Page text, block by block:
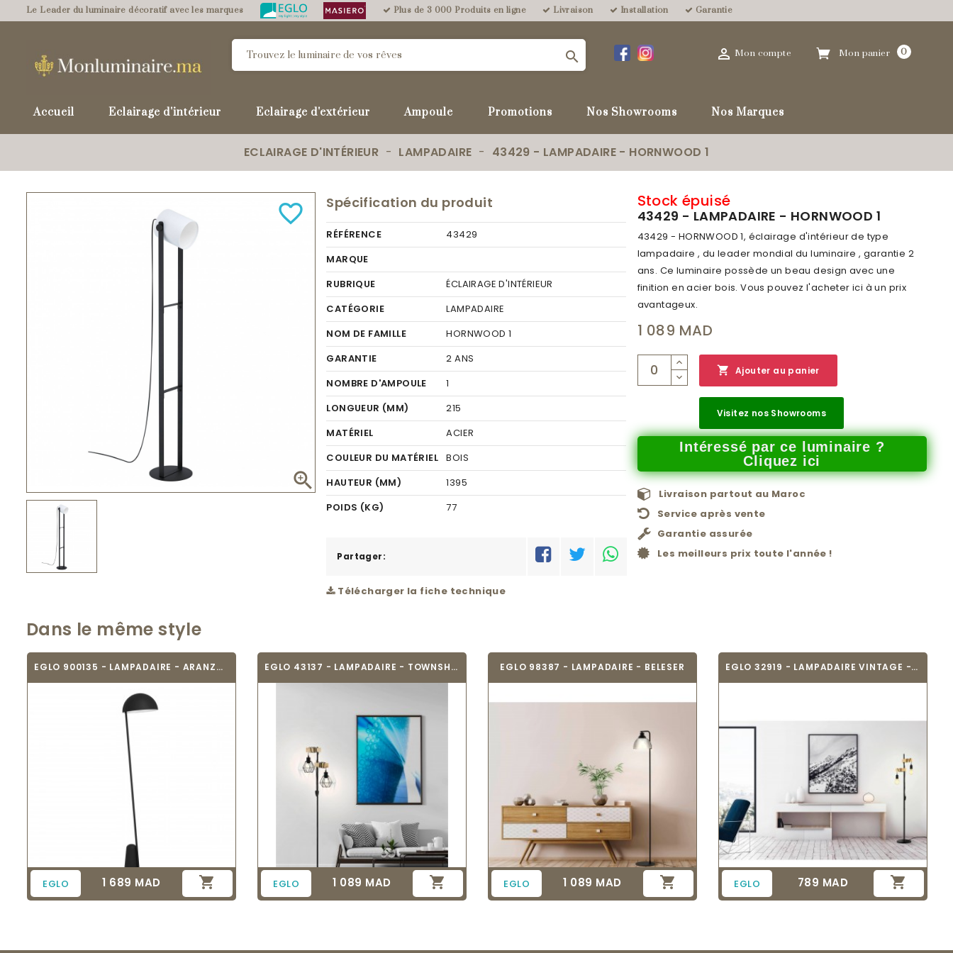
Le Leader du luminaire décoratif avec les marques Plus de 3 000 Produits en ligne Livraison Installation Garantie
Mon panier 0
 Mon compte

Accueil Eclairage d'intérieur Eclairage d'extérieur Ampoule Promotions Nos Showrooms Nos Marques
ECLAIRAGE D'INTÉRIEUR LAMPADAIRE 43429 - LAMPADAIRE - HORNWOOD 1
favorite_border

Spécification du produit
RÉFÉRENCE
43429
MARQUE
RUBRIQUE
ÉCLAIRAGE D'INTÉRIEUR
CATÉGORIE
LAMPADAIRE
NOM DE FAMILLE
HORNWOOD 1
GARANTIE
2 ANS
NOMBRE D'AMPOULE
1
LONGUEUR (MM)
215
MATÉRIEL
ACIER
COULEUR DU MATÉRIEL BOIS
HAUTEUR (MM)
1395
POIDS (KG)
77
Partager:
Télécharger la fiche technique
Stock épuisé
43429 - LAMPADAIRE - HORNWOOD 1
43429 - HORNWOOD 1, éclairage d'intérieur de type
lampadaire , du leader mondial du luminaire , garantie 2
ans. Ce luminaire possède un beau design avec une
finition en acier bois. Vous pouvez l'acheter ici à un prix
avantageux.
1 089 MAD
 Ajouter au panier
Visitez nos Showrooms
Intéressé par ce luminaire ?
Cliquez ici
Livraison partout au Maroc
Service après vente
Garantie assurée
Les meilleurs prix toute l'année !
Dans le même style
EGLO 900135 - LAMPADAIRE - ARANZOLA
EGLO Prix
1 689 MAD 
EGLO 43137 - LAMPADAIRE - TOWNSHEND 5
EGLO Prix
1 089 MAD 
EGLO 98387 - LAMPADAIRE - BELESER
EGLO Prix
1 089 MAD 
EGLO 32919 - LAMPADAIRE VINTAGE - TOWNSHEND
EGLO Prix
789 MAD 